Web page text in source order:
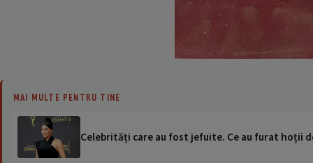
MAI MULTE PENTRU TINE
Celebrități care au fost jefuite. Ce au furat hoții